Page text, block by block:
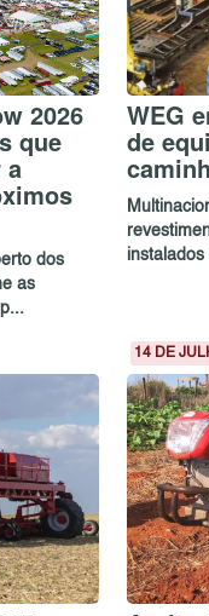
2026
que
a
dos
as
WEG
de
14 DE